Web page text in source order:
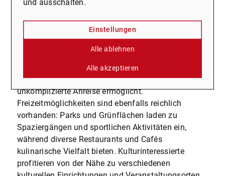
oder mit dem Fahrrad erreichbar sind.
Die Anbindung an den öffentlichen Nahverkehr ist
ausgezeichnet, mit mehreren Buslinien, die
bieten. Auch die Autobahnen A2 und A43 in wenigen
Minuten erreichbar, was Pendlern eine
unkomplizierte Anreise ermöglicht.
Freizeitmöglichkeiten sind ebenfalls reichlich
vorhanden: Parks und Grünflächen laden zu
Spaziergängen und sportlichen Aktivitäten ein,
während diverse Restaurants und Cafés
kulinarische Vielfalt bieten. Kulturinteressierte
profitieren von der Nähe zu verschiedenen
und ausschalten.
Einstellungen
Alle ablehnen
Alle akzeptieren